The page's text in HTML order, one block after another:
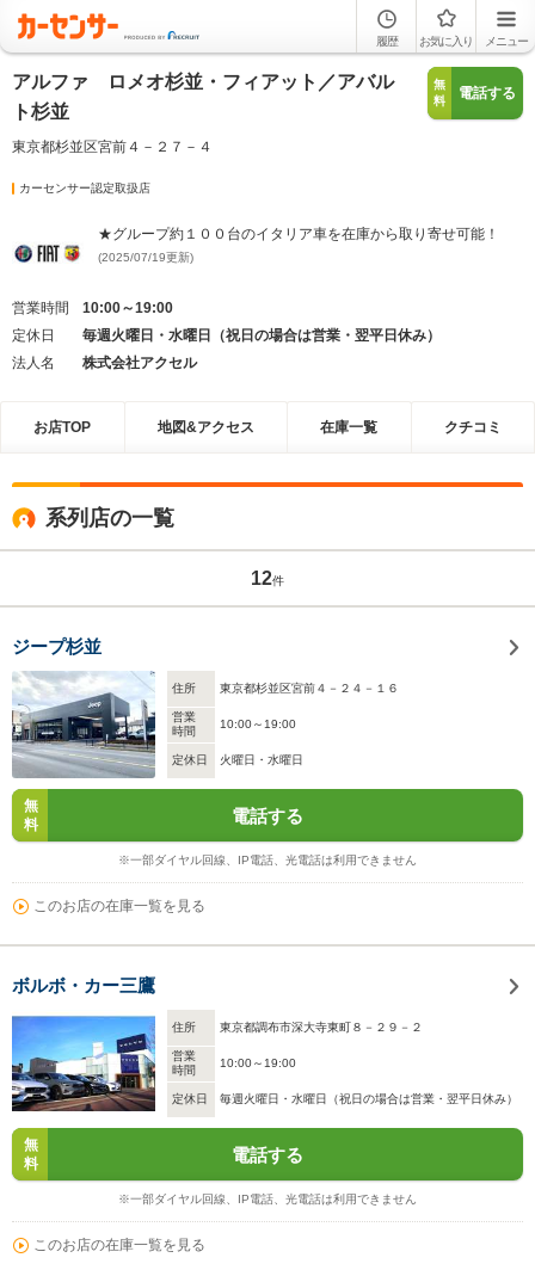
履歴 お気に入り メニュー
アルファ ロメオ杉並・フィアット／アバル
ト杉並
東京都杉並区宮前４－２７－４
無
料
電話する
カーセンサー認定取扱店
★グループ約１００台のイタリア車を在庫から取り寄せ可能！
(2025/07/19更新)
営業時間
10:00～19:00
定休日
毎週火曜日・水曜日（祝日の場合は営業・翌平日休み）
法人名
株式会社アクセル
お店TOP 地図&アクセス 在庫一覧 クチコミ
系列店の一覧
12件
ジープ杉並
住所 東京都杉並区宮前４－２４－１６
営業
時間
10:00～19:00
定休日 火曜日・水曜日
無
料
電話する
※一部ダイヤル回線、IP電話、光電話は利用できません
このお店の在庫一覧を見る
ボルボ・カー三鷹
住所 東京都調布市深大寺東町８－２９－２
営業
時間
10:00～19:00
定休日 毎週火曜日・水曜日（祝日の場合は営業・翌平日休み）
無
料
電話する
※一部ダイヤル回線、IP電話、光電話は利用できません
このお店の在庫一覧を見る